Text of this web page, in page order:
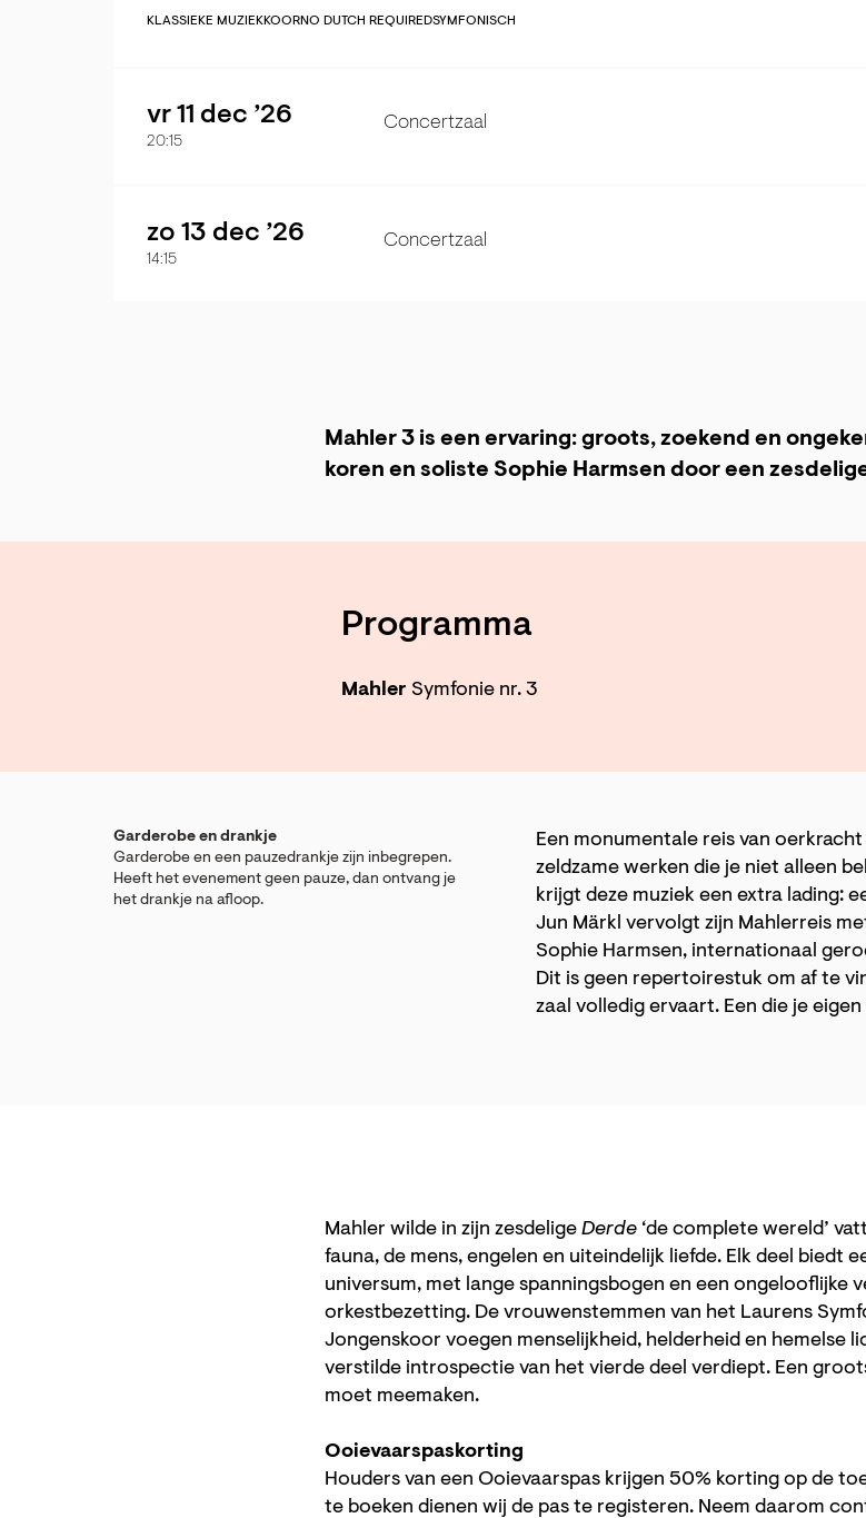
KLASSIEKE MUZIEKKOORNO DUTCH REQUIREDSYMFONISCH
vr 11 dec ’26
20:15
Concertzaal
zo 13 dec ’26
14:15
Concertzaal
Mahler 3 is een ervaring: groots, zoekend en
koren en soliste Sophie Harmsen door een
Programma
Mahler Symfonie nr. 3
Een monumentale reis van
zeldzame werken die je niet alleen
krijgt deze muziek een extra lading:
Jun Märkl vervolgt zijn Mahlerreis
Sophie Harmsen, internationaal
Dit is geen repertoirestuk om af te
zaal volledig ervaart. Een die je
Garderobe en drankje
Garderobe en een pauzedrankje zijn inbegrepen.
Heeft het evenement geen pauze, dan ontvang je
het drankje na afloop.
Mahler wilde in zijn zesdelige Derde ‘de complete wereld’
fauna, de mens, engelen en uiteindelijk liefde. Elk deel biedt
universum, met lange spanningsbogen en een ongelooflijke
orkestbezetting. De vrouwenstemmen van het Laurens
Jongenskoor voegen menselijkheid, helderheid en hemelse
verstilde introspectie van het vierde deel verdiept. Een
moet meemaken.
Ooievaarspaskorting
Houders van een Ooievaarspas krijgen 50% korting op de
te boeken dienen wij de pas te registeren. Neem daarom